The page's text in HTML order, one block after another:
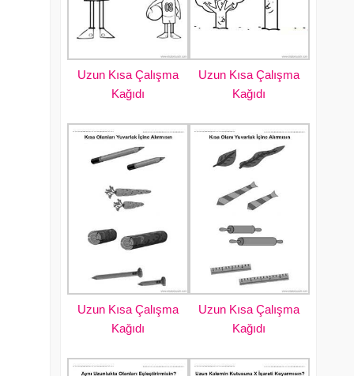
Uzun Kısa Çalışma
Kağıdı
Uzun Kısa Çalışma
Kağıdı
Uzun Kısa Çalışma
Kağıdı
Uzun Kısa Çalışma
Kağıdı